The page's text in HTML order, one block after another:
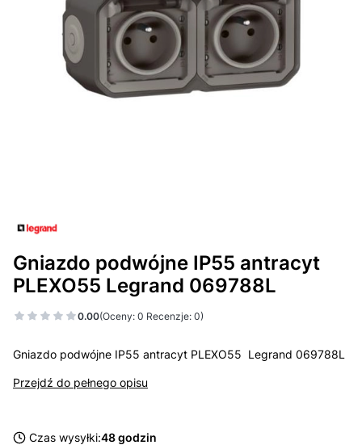
Gniazdo podwójne IP55 antracyt
PLEXO55 Legrand 069788L
0.00(Oceny: 0 Recenzje: 0)
Gniazdo podwójne IP55 antracyt PLEXO55 Legrand 069788L
Przejdź do pełnego opisu
Czas wysyłki:48 godzin